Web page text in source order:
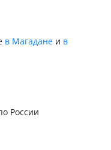
в Магадане и в
России